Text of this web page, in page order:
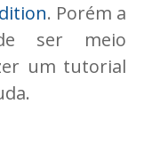
. Porém a
ser meio
um tutorial